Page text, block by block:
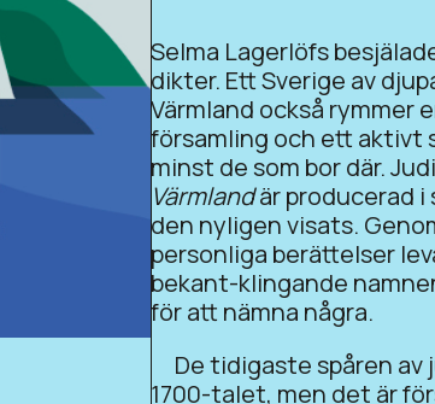
Selma Lagerlöfs
dikter. Ett Sverige av
Värmland också rymmer
församling och ett aktivt
minst de som bor där.
Värmlandär producerad i
den nyligen visats.
personliga berättelser
bekant-klingande
för att nämna några.
De tidigaste spåren av
1700-talet, men det är